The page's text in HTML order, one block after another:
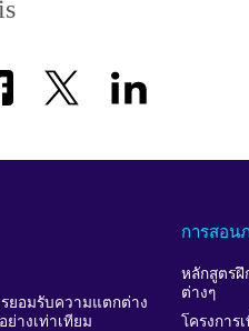
รยอมรับความแตกต่าง
ย่างเท่าเทียม
การสอน
หลักสูตรฝึ
ต่างๆ
โครงการ